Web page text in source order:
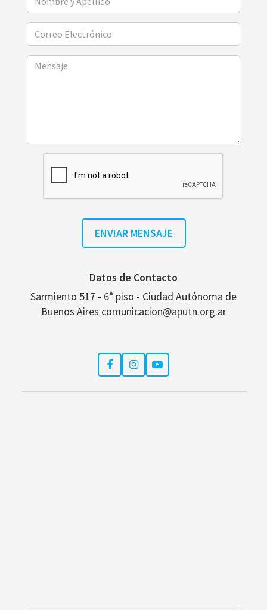
Datos de Contacto
Sarmiento 517 - 6° piso - Ciudad Autónoma de
Buenos Aires comunicacion@aputn.org.ar